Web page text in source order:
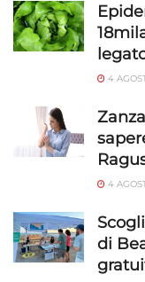
4
4
di